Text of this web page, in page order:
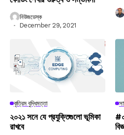
নিউজডেস্ক
December 29, 2021
কৃত্রিম বুদ্ধিমত্তা
২০২১ সনে যে প্রযুক্তিগুলো ভূমিকা
রাখবে